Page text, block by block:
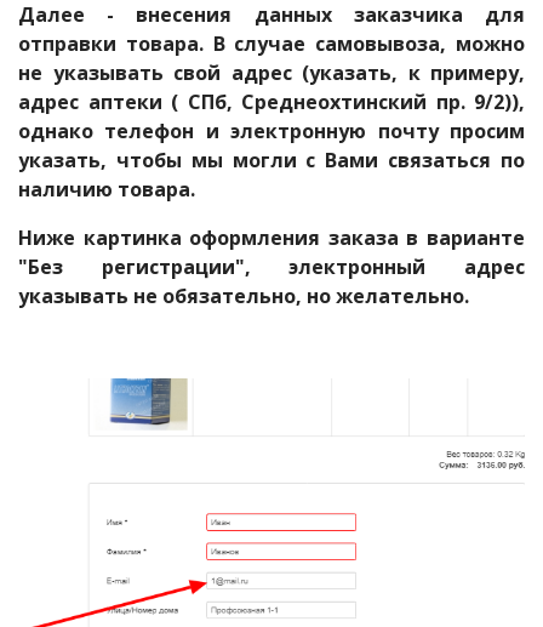
Далее - внесения данных заказчика для
отправки товара. В случае самовывоза, можно
не указывать свой адрес (указать, к примеру,
адрес аптеки ( СПб, Среднеохтинский пр. 9/2)),
однако телефон и электронную почту просим
указать, чтобы мы могли с Вами связаться по
наличию товара.
Ниже картинка оформления заказа в варианте
"Без регистрации", электронный адрес
указывать не обязательно, но желательно.